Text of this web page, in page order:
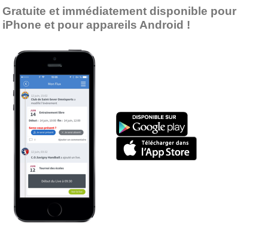
Gratuite et immédiatement disponible pour
iPhone et pour appareils Android !